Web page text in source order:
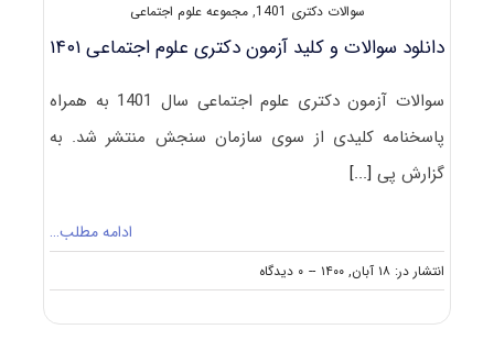
سوالات دکتری 1401 ,مجموعه علوم اجتماعی
دانلود سوالات و کلید آزمون دکتری علوم اجتماعی ۱۴۰۱
سوالات آزمون دکتری علوم اجتماعی سال 1401 به همراه
پاسخنامه کلیدی از سوی سازمان سنجش منتشر شد. به
گزارش پی[...]
ادامه مطلب…
انتشار در: ۱۸ آبان, ۱۴۰۰ -- ۰ دیدگاه
on
دانلود